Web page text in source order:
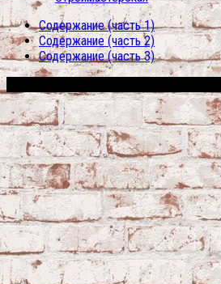
Содержание (часть 1)
Содержание (часть 2)
Содержание (часть 3)